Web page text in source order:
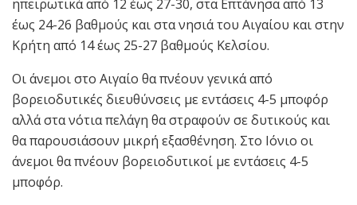
ηπειρωτικά από 12 έως 27-30, στα Επτάνησα από 13
έως 24-26 βαθμούς και στα νησιά του Αιγαίου και στην
Κρήτη από 14 έως 25-27 βαθμούς Κελσίου.
Οι άνεμοι στο Αιγαίο θα πνέουν γενικά από
βορειοδυτικές διευθύνσεις με εντάσεις 4-5 μποφόρ
αλλά στα νότια πελάγη θα στραφούν σε δυτικούς και
θα παρουσιάσουν μικρή εξασθένηση. Στο Ιόνιο οι
άνεμοι θα πνέουν βορειοδυτικοί με εντάσεις 4-5
μποφόρ.